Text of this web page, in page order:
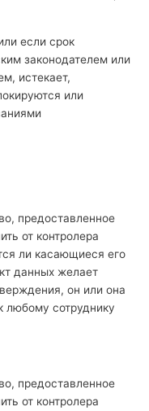
если срок
законодателем или
истекает,
или
предоставленное
от контролера
ли касающиеся его
данных желает
он или она
любому сотруднику
предоставленное
от контролера